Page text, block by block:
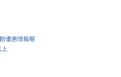
優惠情報喔
上